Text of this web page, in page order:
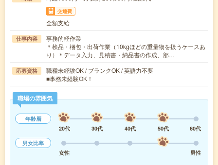
交通費
全額支給
仕事内容
事務的軽作業
＊検品・梱包・出荷作業（10kgほどの重量物を扱うケースあ
り）＊データ入力、見積書・納品書の作成、部…
応募資格
職種未経験OK / ブランクOK / 英語力不要
■事務未経験OK！
職場の雰囲気
年齢層
20代
30代 40代 50代
60代
男女比率
女性
男性